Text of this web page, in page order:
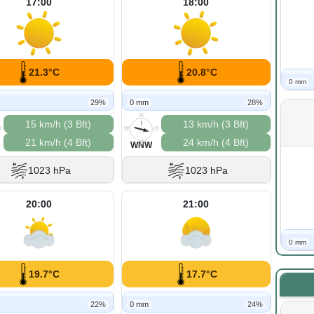
21.3°C
29%
15 km/h (3 Bft)
21 km/h (4 Bft)
1023 hPa
20.8°C
0 mm 28%
N
O
S
W
WNW
13 km/h (3 Bft)
24 km/h (4 Bft)
1023 hPa
20:00
19.7°C
22%
21:00
17.7°C
0 mm 24%
0 mm
0 mm